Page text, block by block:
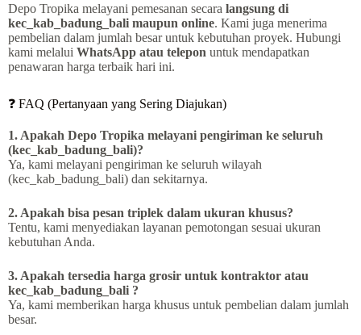
Depo Tropika melayani pemesanan secara langsung di
kec_kab_badung_bali maupun online. Kami juga menerima
pembelian dalam jumlah besar untuk kebutuhan proyek. Hubungi
kami melalui WhatsApp atau telepon untuk mendapatkan
penawaran harga terbaik hari ini.
❓ FAQ (Pertanyaan yang Sering Diajukan)
1. Apakah Depo Tropika melayani pengiriman ke seluruh
(kec_kab_badung_bali)?
Ya, kami melayani pengiriman ke seluruh wilayah
(kec_kab_badung_bali) dan sekitarnya.
2. Apakah bisa pesan triplek dalam ukuran khusus?
Tentu, kami menyediakan layanan pemotongan sesuai ukuran
kebutuhan Anda.
3. Apakah tersedia harga grosir untuk kontraktor atau
kec_kab_badung_bali ?
Ya, kami memberikan harga khusus untuk pembelian dalam jumlah
besar.